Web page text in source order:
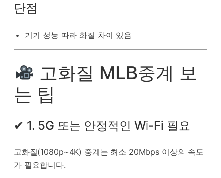
단점
기기 성능 따라 화질 차이 있음
고화질 MLB중계 보
는 팁
✔ 1. 5G 또는 안정적인 Wi-Fi 필요
고화질(1080p~4K) 중계는 최소 20Mbps 이상의 속도
가 필요합니다.